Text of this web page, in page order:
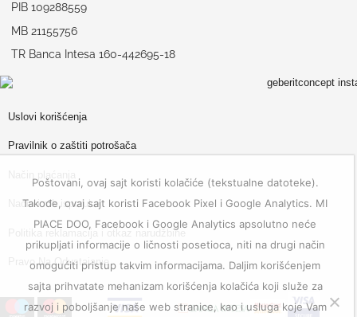
PIB 109288559
MB 21155756
TR Banca Intesa 160-442695-18
Uslovi korišćenja
Pravilnik o zaštiti potrošača
Način i rok isporuke
Politika reklamacija i otkaz narudžbine
Pravo Na Odustajanje
Poštovani, ovaj sajt koristi kolačiće (tekstualne datoteke).
Takođe, ovaj sajt koristi Facebook Pixel i Google Analytics. MI
PIACE DOO, Facebook i Google Analytics apsolutno neće
prikupljati informacije o ličnosti posetioca, niti na drugi način
omogućiti pristup takvim informacijama. Daljim korišćenjem
sajta prihvatate mehanizam korišćenja kolačića koji služe za
razvoj i poboljšanje naše web stranice, kao i usluga koje Vam